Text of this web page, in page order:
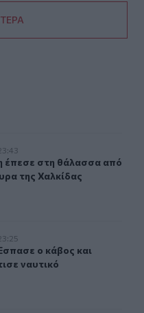
από την γέφυρα της
έπεσε στη θάλασσα από
έπεσε στη θάλασσα από
της Χαλκίδας
ναυτικό
ο κάβος και
ο κάβος και
ναυτικό